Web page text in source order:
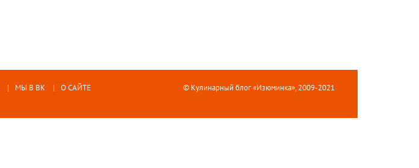
МЫ В ВК О САЙТЕ © Кулинарный блог «Изюминка», 2009-2021